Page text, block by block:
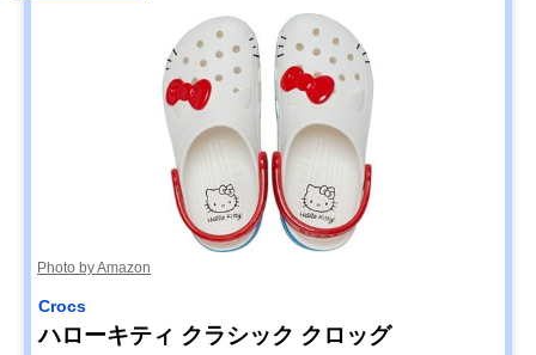
Photo by Amazon
Crocs
ハローキティ クラシック クロッグ